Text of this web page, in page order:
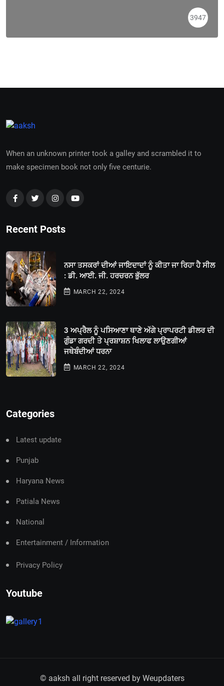
3947
When an unknown printer took a galley and scrambled it to
make specimen book not only five centurie.
Recent Posts
ਨਸਾ ਤਸਕਰਾਂ ਦੀਆਂ ਜਾਇਦਾਦਾਂ ਨੂੰ ਕੀਤਾ ਜਾ ਰਿਹਾ ਹੈ ਸੀਲ
: ਡੀ. ਆਈ. ਜੀ. ਹਰਚਰਨ ਭੁੱਲਰ
MARCH 22, 2024
3 ਅਪ੍ਰੈਲ ਨੂੰ ਪਸਿਆਣਾ ਥਾਣੇ ਅੱਗੇ ਪ੍ਰਾਪਰਟੀ ਡੀਲਰ ਦੀ
ਗੁੰਡਾ ਗਰਦੀ ਤੇ ਪ੍ਰਸ਼ਾਸ਼ਨ ਖਿਲਾਫ ਲਾਉਣਗੀਆਂ
ਜਥੇਬੰਦੀਆਂ ਧਰਨਾ
MARCH 22, 2024
Categories
Latest update
Punjab
Haryana News
Patiala News
National
Entertainment / Information
Privacy Policy
Youtube
© aaksh all right reserved by Weupdaters